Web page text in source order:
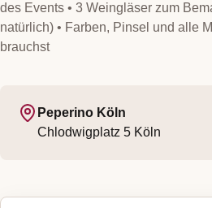
des Events • 3 Weingläser zum
natürlich) • Farben, Pinsel und alle
brauchst
Peperino Köln
Chlodwigplatz 5 Köln